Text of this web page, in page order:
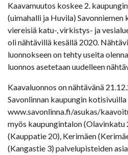
Kaavamuutos koskee 2.
(uimahalli ja Huvila) Savonniemen
viereisiä katu-, virkistys- ja
oli nähtävillä kesällä 2020.
luonnokseen on tehty useita
luonnos asetetaan uudelleen
Kaavaluonnos on nähtävänä
Savonlinnan kaupungin
www.savonlinna.fi/asukas/
myös kaupungintalon (Olavinkatu
(Kauppatie 20), Kerimäen
(Kangastie 3) palvelupisteiden